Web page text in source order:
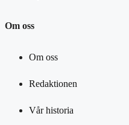
Om oss
Om oss
Redaktionen
Vår historia